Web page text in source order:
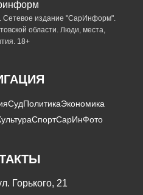
издание "СарИнформ".
области. Люди, места,
18+
СудПолитикаЭкономика
СпортСарИнФото
Горького, 21